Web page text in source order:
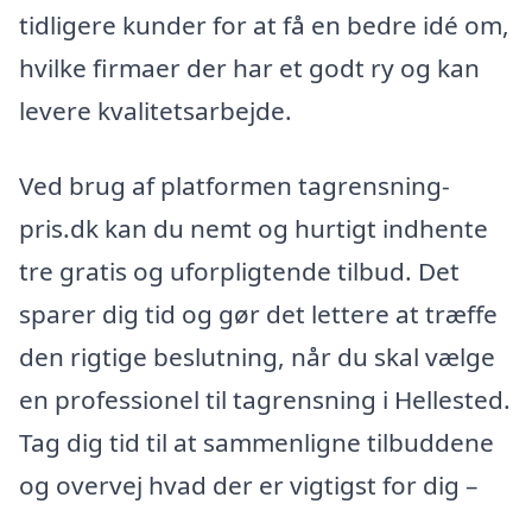
tidligere kunder for at få en bedre idé om,
hvilke firmaer der har et godt ry og kan
levere kvalitetsarbejde.
Ved brug af platformen tagrensning-
pris.dk kan du nemt og hurtigt indhente
tre gratis og uforpligtende tilbud. Det
sparer dig tid og gør det lettere at træffe
den rigtige beslutning, når du skal vælge
en professionel til tagrensning i Hellested.
Tag dig tid til at sammenligne tilbuddene
og overvej hvad der er vigtigst for dig –